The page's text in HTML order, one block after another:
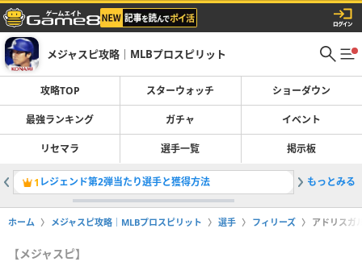
メジャスピ攻略｜MLBプロスピリット
攻略TOP スターウォッチ ショーダウン
最強ランキング ガチャ イベント
リセマラ 選手一覧 掲示板
1 レジェンド第2弾当たり選手と獲得方法 2先発（
もっとみる
ホーム メジャスピ攻略｜MLBプロスピリット 選手 フィリーズ アドリスガ
【メジャスピ】